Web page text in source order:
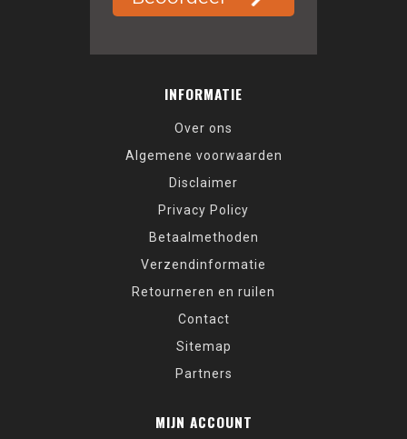
INFORMATIE
Over ons
Algemene voorwaarden
Disclaimer
Privacy Policy
Betaalmethoden
Verzendinformatie
Retourneren en ruilen
Contact
Sitemap
Partners
MIJN ACCOUNT